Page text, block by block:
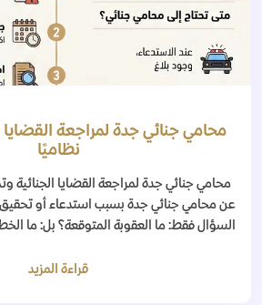
محامي جنائي جدة لمراجعة القضايا
نظاميًا
محامي جنائي جدة لمراجعة القضايا الجنائية
عن محامي جنائي جدة بسبب استدعاء أو تحقيق
السؤال فقط: ما العقوبة المتوقعة؟ بل: ما
قراءة المزيد